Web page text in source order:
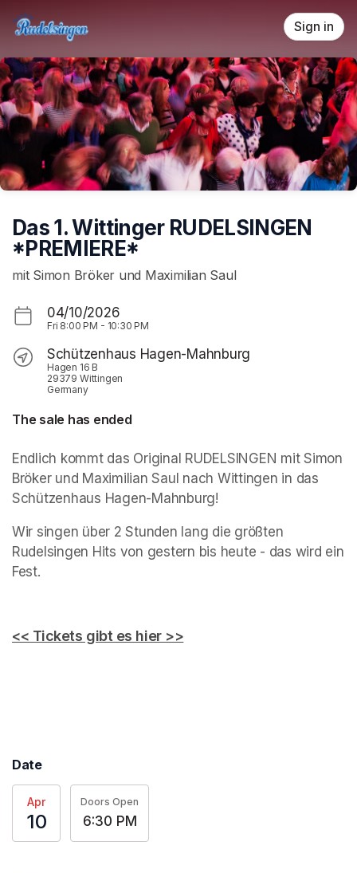
Skip header
Sign in
Das 1. Wittinger RUDELSINGEN
*PREMIERE*
mit Simon Bröker und Maximilian Saul
04/10/2026
Fri 8:00 PM - 10:30 PM
Schützenhaus Hagen-Mahnburg
Hagen 16 B
29379 Wittingen
Germany
The sale has ended
Endlich kommt das Original RUDELSINGEN mit Simon
Bröker und Maximilian Saul nach Wittingen in das
Schützenhaus Hagen-Mahnburg!
Wir singen über 2 Stunden lang die größten
Rudelsingen Hits von gestern bis heute - das wird ein
Fest.
<< Tickets gibt es hier >>
Date
Apr
10
Doors Open
6:30 PM